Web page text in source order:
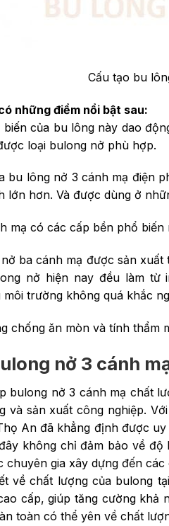
Cấu tạo bu
những điểm nổi bật sau:
của bu lông này dao
loại bulong nở phù hợp.
bu lông nở 3 cánh mạ điện
lớn hơn. Và được dùng ở
mạ có các cấp bền phổ biến
ba cánh mạ được sản
nở hiện nay đều làm
trường không quá khắc
chống ăn mòn và tính thẩm
nở 3 cánh
bulong nở 3 cánh mạ chất
và sản xuất công nghiệp.
An đã khẳng định được
không chỉ đảm bảo về
chuyên gia xây dựng đến
về chất lượng của bulong
cấp, giúp tăng cường
toàn có thể yên về chất